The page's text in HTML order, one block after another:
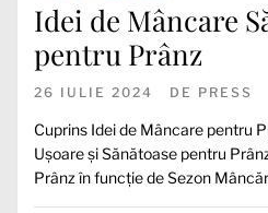
Idei de Mâncare
pentru Prânz
26 IULIE 2024 DE PRESS
Cuprins Idei de Mâncare pentru
Ușoare și Sănătoase pentru
Prânz în funcție de Sezon